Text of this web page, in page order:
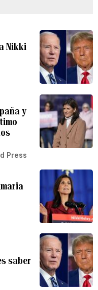
Nikki
y
Press
saber